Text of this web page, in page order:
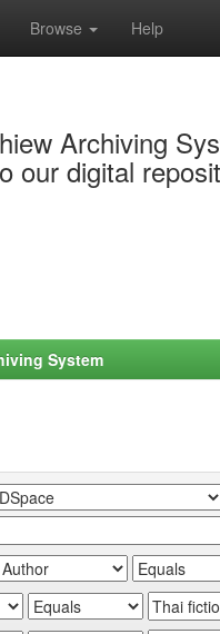
Browse Help
Archiving
our digital
System